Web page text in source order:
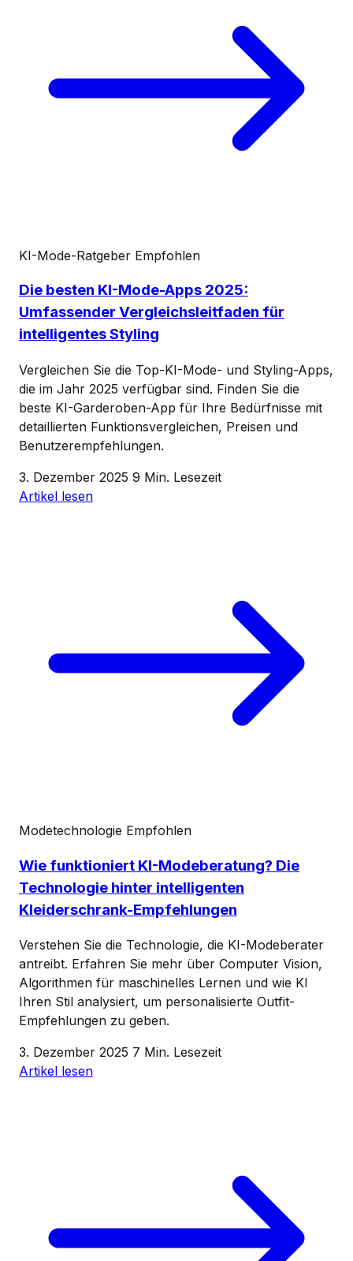
KI-Mode-Ratgeber Empfohlen
Die besten KI-Mode-Apps 2025:
Umfassender Vergleichsleitfaden für
intelligentes Styling
Vergleichen Sie die Top-KI-Mode- und Styling-Apps,
die im Jahr 2025 verfügbar sind. Finden Sie die
beste KI-Garderoben-App für Ihre Bedürfnisse mit
detaillierten Funktionsvergleichen, Preisen und
Benutzerempfehlungen.
3. Dezember 2025 9 Min. Lesezeit
Artikel lesen
Modetechnologie Empfohlen
Wie funktioniert KI-Modeberatung? Die
Technologie hinter intelligenten
Kleiderschrank-Empfehlungen
Verstehen Sie die Technologie, die KI-Modeberater
antreibt. Erfahren Sie mehr über Computer Vision,
Algorithmen für maschinelles Lernen und wie KI
Ihren Stil analysiert, um personalisierte Outfit-
Empfehlungen zu geben.
3. Dezember 2025 7 Min. Lesezeit
Artikel lesen